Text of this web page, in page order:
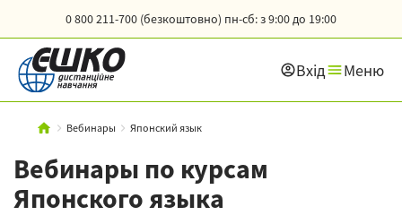
0 800 211-700 (безкоштовно) пн-сб: з 9:00 до 19:00
Вхід Меню
Вебинары Японский язык
Вебинары по курсам
Японского языка